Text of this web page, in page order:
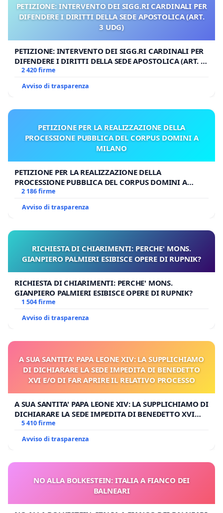
PETIZIONE: INTERVENTO DEI SIGG.RI CARDINALI PER
DIFENDERE I DIRITTI DELLA SEDE APOSTOLICA (ART.
3 UDG)
PETIZIONE: INTERVENTO DEI SIGG.RI CARDINALI PER
DIFENDERE I DIRITTI DELLA SEDE APOSTOLICA (ART. 3
UDG)
2 420 firme
Avviso di trasparenza
PETIZIONE PER LA REALIZZAZIONE DELLA
PROCESSIONE PUBBLICA DEL CORPUS DOMINI A
MILANO
PETIZIONE PER LA REALIZZAZIONE DELLA
PROCESSIONE PUBBLICA DEL CORPUS DOMINI A
MILANO
2 186 firme
Avviso di trasparenza
RICHIESTA DI CHIARIMENTI: PERCHE' MONS.
GIANPIERO PALMIERI ESIBISCE OPERE DI RUPNIK?
RICHIESTA DI CHIARIMENTI: PERCHE' MONS.
GIANPIERO PALMIERI ESIBISCE OPERE DI RUPNIK?
1 504 firme
Avviso di trasparenza
A SUA SANTITA' PAPA LEONE XIV: LA SUPPLICHIAMO
DI DICHIARARE LA SEDE IMPEDITA DI BENEDETTO
XVI E/O DI FAR APRIRE IL RELATIVO PROCESSO
A SUA SANTITA' PAPA LEONE XIV: LA SUPPLICHIAMO DI
DICHIARARE LA SEDE IMPEDITA DI BENEDETTO XVI
E/O DI FAR APRIRE IL RELATIVO PROCESSO
5 410 firme
Avviso di trasparenza
NO ALLA BOLKESTEIN: ITALIA A FIANCO DEI
BALNEARI